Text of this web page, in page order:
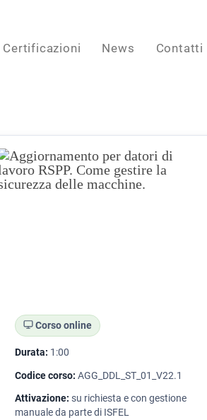
Certificazioni News Contatti
Corso online
Durata: 1:00
Codice corso: AGG_DDL_ST_01_V22.1
Attivazione: su richiesta e con gestione
manuale da parte di ISFEL